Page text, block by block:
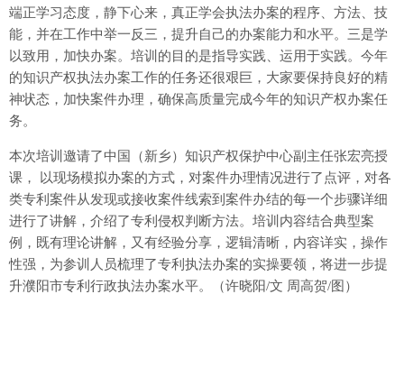
端正学习态度，静下心来，真正学会执法办案的程序、方法、技
能，并在工作中举一反三，提升自己的办案能力和水平。三是学
以致用，加快办案。培训的目的是指导实践、运用于实践。今年
的知识产权执法办案工作的任务还很艰巨，大家要保持良好的精
神状态，加快案件办理，确保高质量完成今年的知识产权办案任
务。
本次培训邀请了中国（新乡）知识产权保护中心副主任张宏亮授
课， 以现场模拟办案的方式，对案件办理情况进行了点评，对各
类专利案件从发现或接收案件线索到案件办结的每一个步骤详细
进行了讲解，介绍了专利侵权判断方法。培训内容结合典型案
例，既有理论讲解，又有经验分享，逻辑清晰，内容详实，操作
性强，为参训人员梳理了专利执法办案的实操要领，将进一步提
升濮阳市专利行政执法办案水平。（许晓阳/文 周高贺/图）